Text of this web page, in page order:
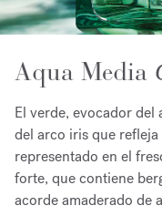
Aqua Media
El verde, evocador del
del arco iris que
representado en el
forte, que contiene
acorde amaderado de